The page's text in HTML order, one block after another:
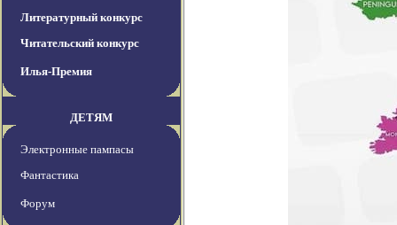
Литературный конкурс
Читательский конкурс
Илья-Премия
ДЕТЯМ
Электронные пампасы
Фантастика
Форум